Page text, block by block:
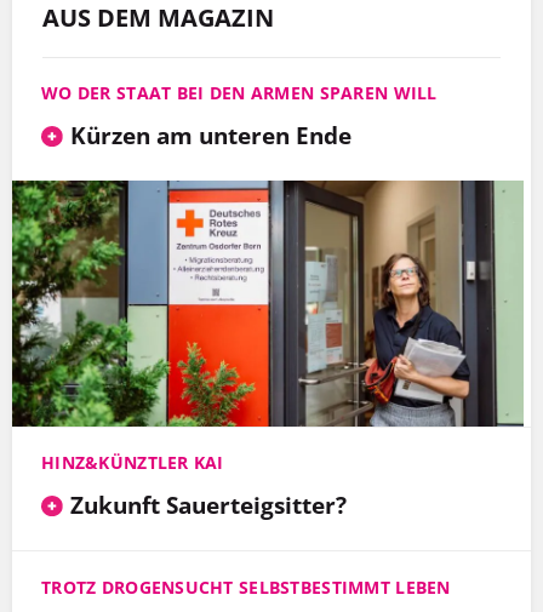
AUS DEM MAGAZIN
WO DER STAAT BEI DEN ARMEN SPAREN WILL
Kürzen am unteren Ende
HINZ&KÜNZTLER KAI
Zukunft Sauerteigsitter?
TROTZ DROGENSUCHT SELBSTBESTIMMT LEBEN